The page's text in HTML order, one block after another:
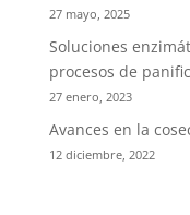
27 mayo, 2025
Soluciones
procesos de
27 enero, 2023
Avances en la
12 diciembre, 2022